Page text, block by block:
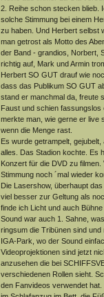
2. Reihe schon stecken blieb.
solche Stimmung bei einem
zu haben. Und Herbert selbst
man getrost als Motto des
der Band - grandios, Norbert,
richtig auf, Mark und Armin
Herbert SO GUT drauf wie
dass das Publikum SO GUT
stand er manchmal da, freute
Faust und schien fassungslos
merkte man, wie gerne er live
wenn die Menge rast.
Es wurde getrampelt,
alles. Das Stadion kochte. Es
Konzert für die DVD zu
Stimmung noch ´mal wieder
Die Lasershow, überhaupt
viel besser zur Geltung als
finde ich Licht und auch
Sound war auch 1. Sahne,
ringsum die Tribünen sind
IGA-Park, wo der Sound
Videoprojektionen sind jetzt
anzusehen die bei
verschiedenen Rollen sieht.
den Fanvideos verwendet